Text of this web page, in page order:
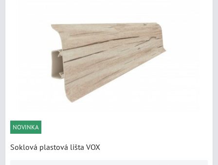
NOVINKA
Soklová plastová lišta VOX